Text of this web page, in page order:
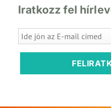
Iratkozz fel